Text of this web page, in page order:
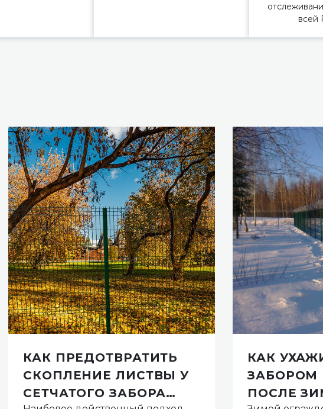
всей
КАК ПРЕДОТВРАТИТЬ
СКОПЛЕНИЕ ЛИСТВЫ У
СЕТЧАТОГО ЗАБОРА
КАК
ЗАБОРОМ
ПОСЛЕ